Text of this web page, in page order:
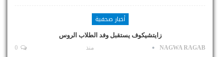
أخبار صحفية
زايتشيكوف يستقبل وفد الطلاب الروس
NAGWA RAGAB منذ